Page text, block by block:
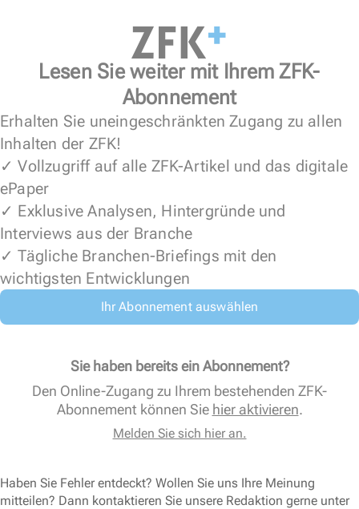
Lesen Sie weiter mit Ihrem ZFK-
Abonnement
Erhalten Sie uneingeschränkten Zugang zu allen
Inhalten der ZFK!
✓ Vollzugriff auf alle ZFK-Artikel und das digitale
ePaper
✓ Exklusive Analysen, Hintergründe und
Interviews aus der Branche
✓ Tägliche Branchen-Briefings mit den
wichtigsten Entwicklungen
Ihr Abonnement auswählen
Sie haben bereits ein Abonnement?
Den Online-Zugang zu Ihrem bestehenden ZFK-
Abonnement können Sie hier aktivieren.
Melden Sie sich hier an.
Haben Sie Fehler entdeckt? Wollen Sie uns Ihre Meinung
mitteilen? Dann kontaktieren Sie unsere Redaktion gerne unter